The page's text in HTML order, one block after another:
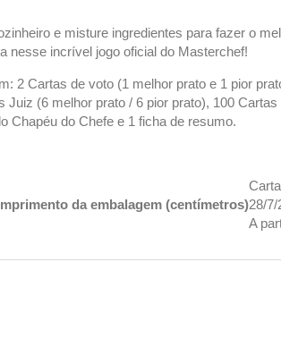
e misture ingredientes para fazer o
nesse incrível jogo oficial do Masterchef!
2 Cartas de voto (1 melhor prato e 1 pior
Juiz (6 melhor prato / 6 pior prato), 100
Chapéu do Chefe e 1 ficha de resumo.
da embalagem (centímetros)28/
A